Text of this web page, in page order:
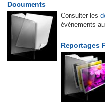
Documents
Consulter les
événements
Reportages